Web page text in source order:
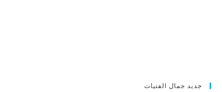
جديد جمال الفتيات